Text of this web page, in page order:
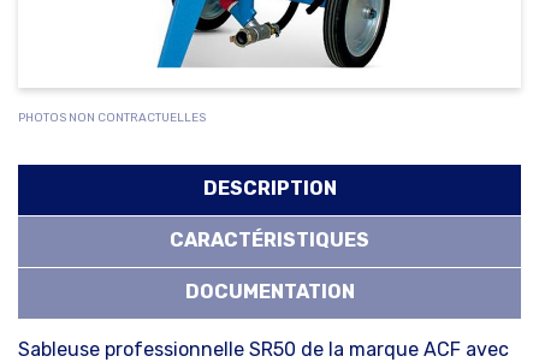
PHOTOS NON CONTRACTUELLES
DESCRIPTION
CARACTÉRISTIQUES
DOCUMENTATION
Sableuse professionnelle SR50 de la marque ACF avec